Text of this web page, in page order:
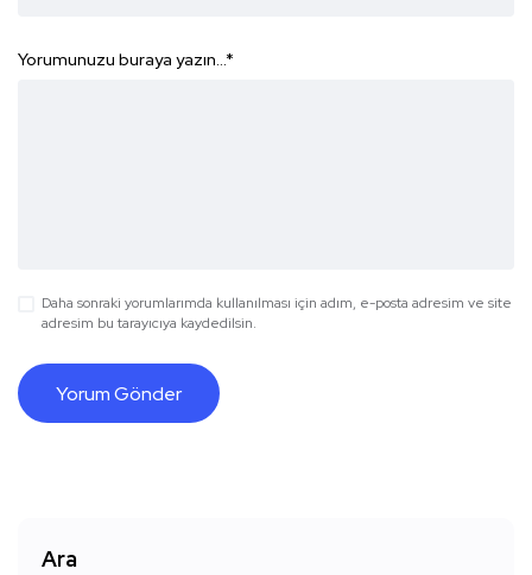
Yorumunuzu buraya yazın...*
Daha sonraki yorumlarımda kullanılması için adım, e-posta adresim ve site
adresim bu tarayıcıya kaydedilsin.
Ara